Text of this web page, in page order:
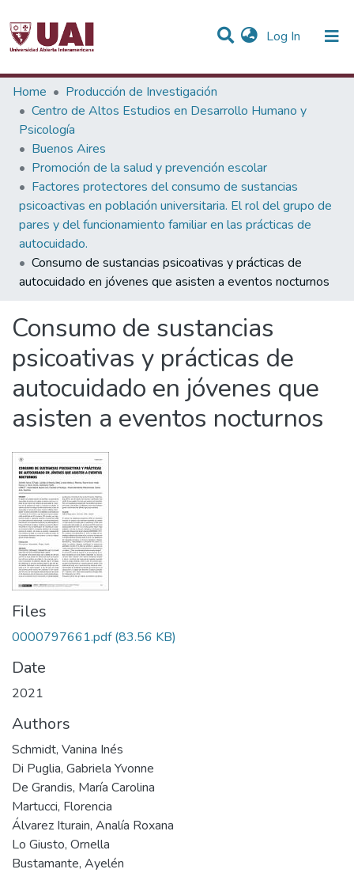
Log In (current)
Statistics
Communities & Collections
All of DSpace
Home
Producción de Investigación
Centro de Altos Estudios en Desarrollo Humano y
Psicología
Buenos Aires
Promoción de la salud y prevención escolar
Factores protectores del consumo de sustancias
psicoactivas en población universitaria. El rol del grupo de
pares y del funcionamiento familiar en las prácticas de
autocuidado.
Consumo de sustancias psicoativas y prácticas de
autocuidado en jóvenes que asisten a eventos nocturnos
Consumo de sustancias
psicoativas y prácticas de
autocuidado en jóvenes que
asisten a eventos nocturnos
Files
0000797661.pdf (83.56 KB)
Date
2021
Authors
Schmidt, Vanina Inés
Di Puglia, Gabriela Yvonne
De Grandis, María Carolina
Martucci, Florencia
Álvarez Iturain, Analía Roxana
Lo Giusto, Ornella
Bustamante, Ayelén